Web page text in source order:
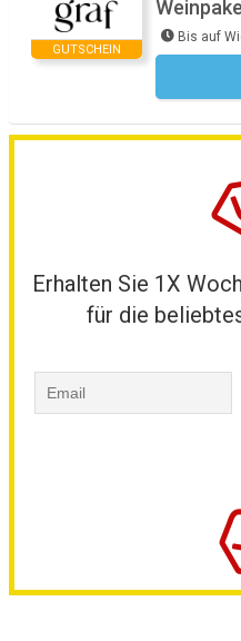
GUTSCHEIN
Bis auf
Erhalten Sie 1X
für die